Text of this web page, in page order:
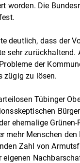
worden. Die
deutlich, dass der
sehr
der
zügig zu lösen.
Tübinger
ehemalige
mehr Menschen
Zahl von